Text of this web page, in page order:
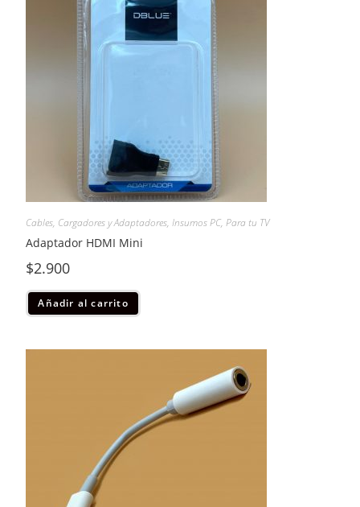
Cables, Cargadores y Adaptadores,Insumos PC,Para tu TV
Adaptador HDMI Mini
$2.900
Añadir al carrito